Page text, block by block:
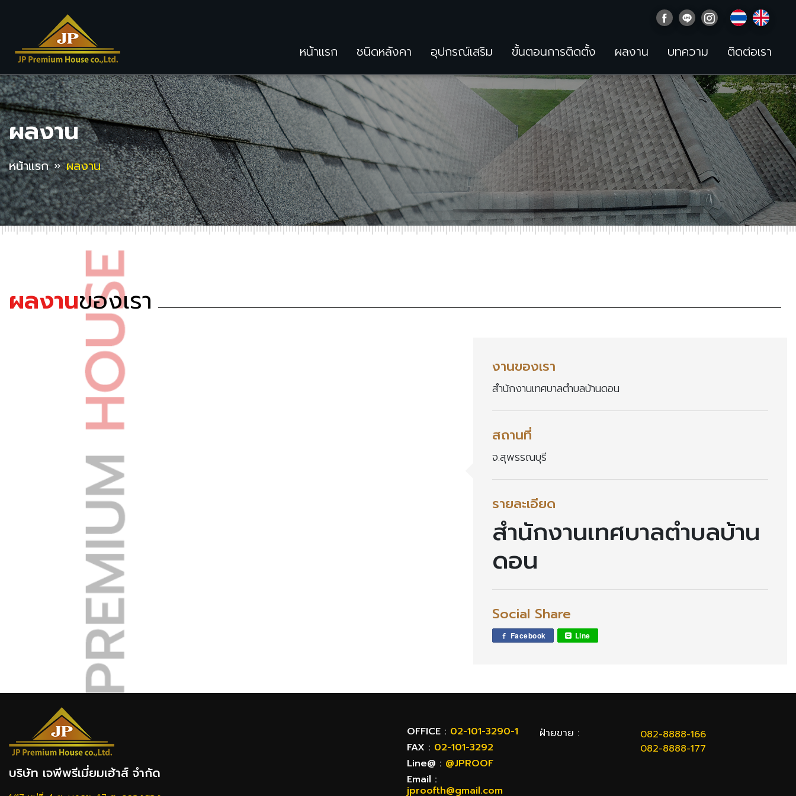
หน้าแรก ชนิดหลังคา อุปกรณ์เสริม ขั้นตอนการติดตั้ง ผลงาน บทความ ติดต่อเรา
ผลงาน
หน้าแรก ผลงาน
ผลงานของเรา
งานของเรา
สำนักงานเทศบาลตำบลบ้านดอน
สถานที่
จ.สุพรรณบุรี
รายละเอียด
สำนักงานเทศบาลตำบลบ้าน
ดอน
Social Share
Facebook Line
บริษัท เจพีพรีเมี่ยมเฮ้าส์ จำกัด
OFFICE : 02-101-3290-1
FAX : 02-101-3292
Line@ : @JPROOF
Email :
jproofth@gmail.com
ฝ่ายขาย :
082-8888-166
082-8888-177